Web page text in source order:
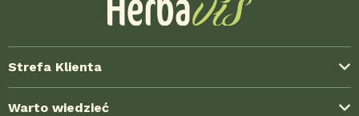
Strefa Klienta
Dostawa i koszty wysyłki
Warto wiedzieć